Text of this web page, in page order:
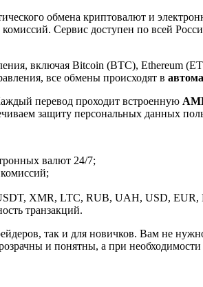
обмена криптовалют и
Сервис доступен по всей
включая Bitcoin (BTC), Ethereum
все обмены происходят в
перевод проходит встроенную
защиту персональных данных
валют 24/7;
XMR, LTC, RUB, UAH, USD, EUR,
транзакций.
так и для новичков. Вам не
и понятны, а при